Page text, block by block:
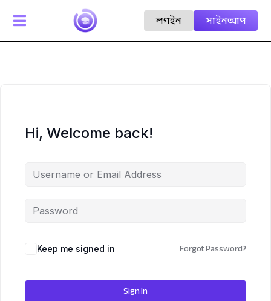
 সাইনআপ
লগইন
Hi, Welcome back!
Keep me signed in Forgot Password?
Sign In